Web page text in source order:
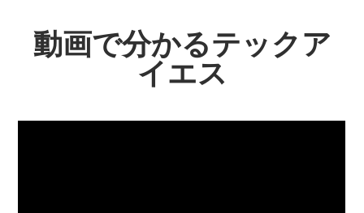
動画で分かるテックア
イエス